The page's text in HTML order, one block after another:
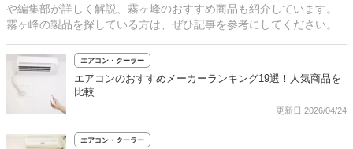
や編集部が詳しく解説、霧ヶ峰のおすすめ商品も紹介しています。
霧ヶ峰の製品を探している方は、ぜひ記事を参考にしてください。
エアコン・クーラー
エアコンのおすすめメーカーランキング19選！人気商品を
比較
更新日:2026/04/24
エアコン・クーラー